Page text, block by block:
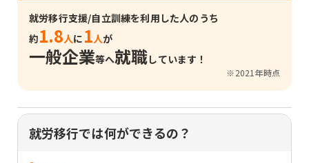
就労移行支援/自立訓練を利用した人のうち
約1.8人に 1人が
一般企業等へ就職しています！
※2021年時点
就労移行では何ができるの？